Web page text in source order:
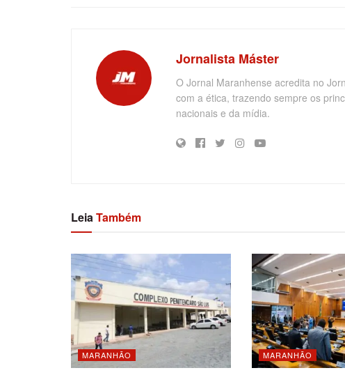
Jornalista Máster
O Jornal Maranhense acredita no
com a ética, trazendo sempre os
nacionais e da mídia.
LeiaTambém
MARANHÃO MARANHÃO